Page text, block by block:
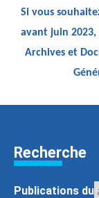
Si vous
avant juin
Archives et
Recherche
Publications du